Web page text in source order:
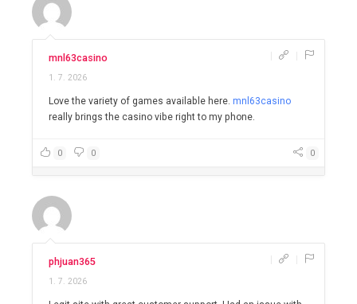
mnl63casino
1. 7. 2026
Love the variety of games available here. mnl63casino
really brings the casino vibe right to my phone.
0 0 0
phjuan365
1. 7. 2026